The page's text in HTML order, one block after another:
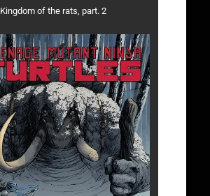
Kingdom of the rats, part. 2